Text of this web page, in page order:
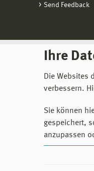
Ihre
Die Websites
verbessern.
Sie können
gespeichert,
anzupassen
Send Feedback